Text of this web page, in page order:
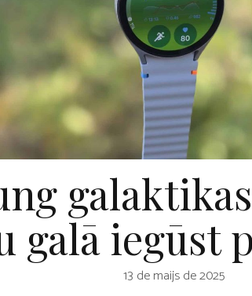
galā iegūst
13 de maijs de 2025